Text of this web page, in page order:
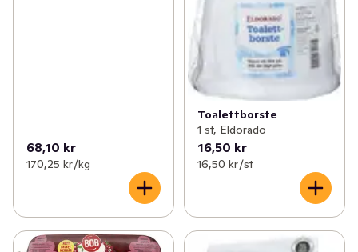
68,10 kr
170,25 kr /kg
Toalettborste
1 st, Eldorado
16,50 kr
16,50 kr /st